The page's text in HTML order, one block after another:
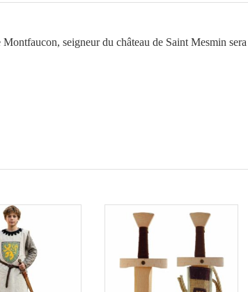
seigneur du château de Saint Mesmin